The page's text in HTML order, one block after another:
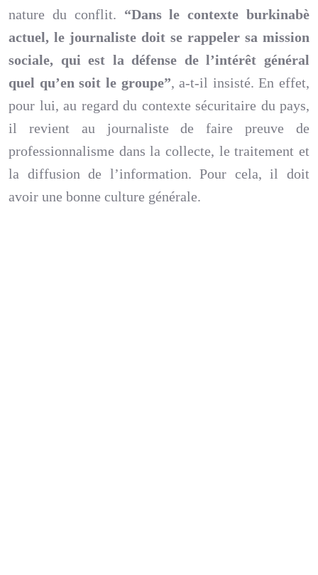
nature du conflit. “Dans le contexte burkinabè
actuel, le journaliste doit se rappeler sa mission
sociale, qui est la défense de l’intérêt général
quel qu’en soit le groupe”, a-t-il insisté. En effet,
pour lui, au regard du contexte sécuritaire du pays,
il revient au journaliste de faire preuve de
professionnalisme dans la collecte, le traitement et
la diffusion de l’information. Pour cela, il doit
avoir une bonne culture générale.